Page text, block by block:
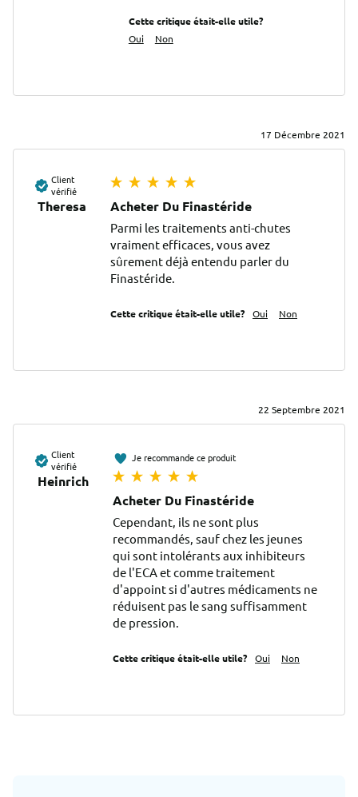
Cette critique était-elle utile?
Oui
Non
17 Décembre 2021
Client
vérifié
Theresa Acheter Du Finastéride
Parmi les traitements anti-chutes
vraiment efficaces, vous avez
sûrement déjà entendu parler du
Finastéride.
Cette critique était-elle utile? Oui Non
22 Septembre 2021
Client
vérifié
Heinrich
Je recommande ce produit
Acheter Du Finastéride
Cependant, ils ne sont plus
recommandés, sauf chez les jeunes
qui sont intolérants aux inhibiteurs
de l'ECA et comme traitement
d'appoint si d'autres médicaments ne
réduisent pas le sang suffisamment
de pression.
Cette critique était-elle utile? Oui Non